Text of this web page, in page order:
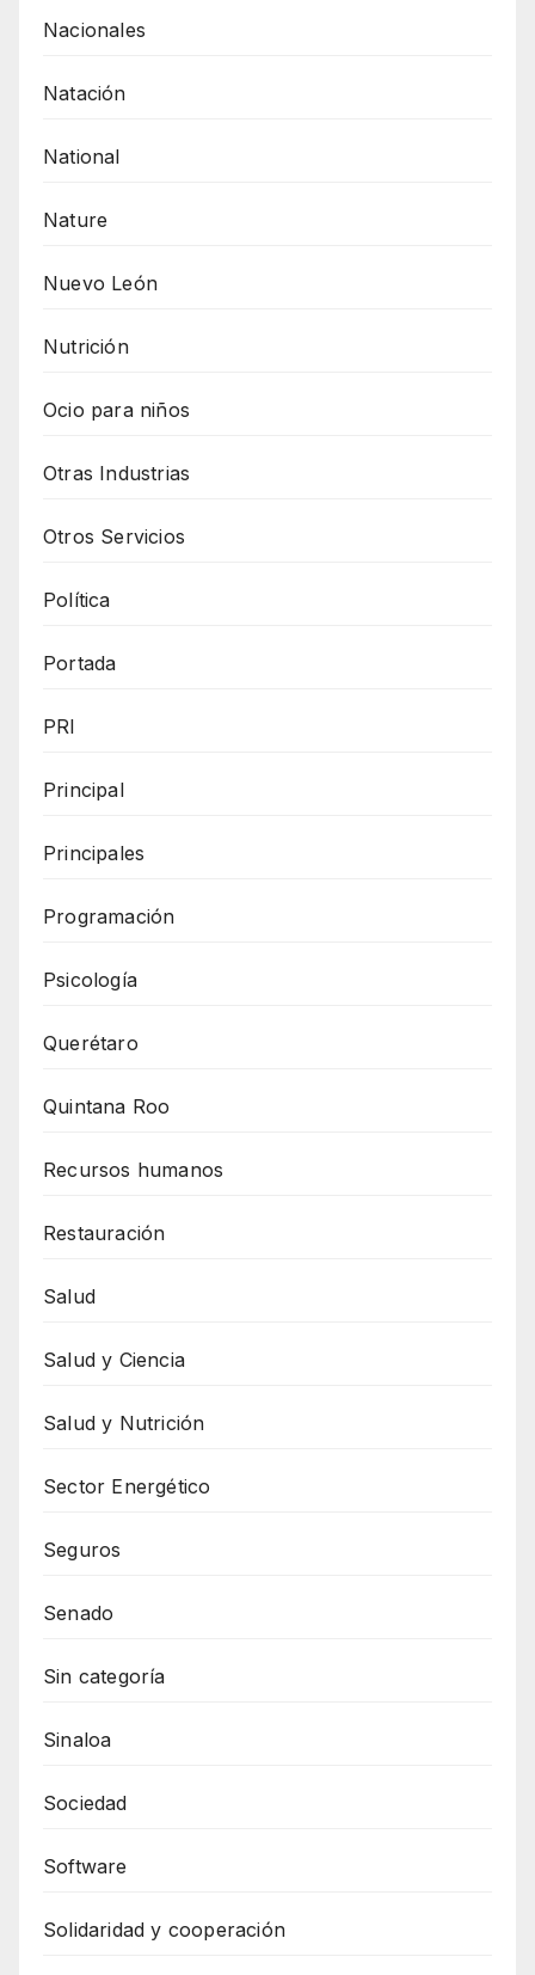
Nacionales
Natación
National
Nature
Nuevo León
Nutrición
Ocio para niños
Otras Industrias
Otros Servicios
Política
Portada
PRI
Principal
Principales
Programación
Psicología
Querétaro
Quintana Roo
Recursos humanos
Restauración
Salud
Salud y Ciencia
Salud y Nutrición
Sector Energético
Seguros
Senado
Sin categoría
Sinaloa
Sociedad
Software
Solidaridad y cooperación